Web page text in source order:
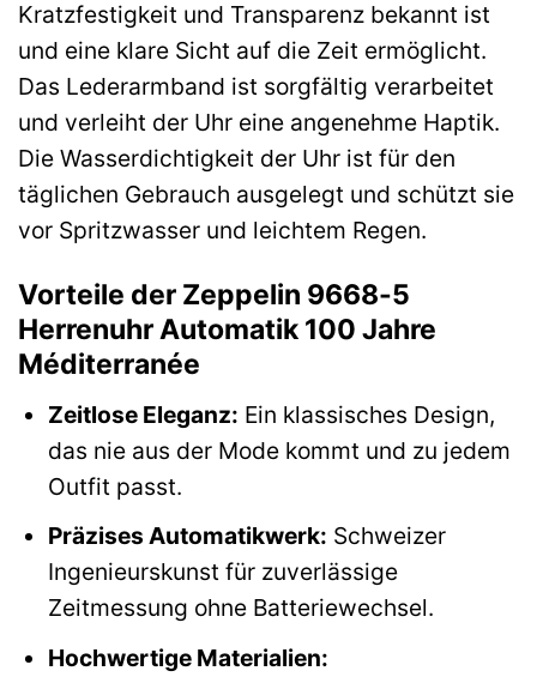
Kratzfestigkeit und Transparenz bekannt ist
und eine klare Sicht auf die Zeit ermöglicht.
Das Lederarmband ist sorgfältig verarbeitet
und verleiht der Uhr eine angenehme Haptik.
Die Wasserdichtigkeit der Uhr ist für den
täglichen Gebrauch ausgelegt und schützt sie
vor Spritzwasser und leichtem Regen.
Vorteile der Zeppelin 9668-5
Herrenuhr Automatik 100 Jahre
Méditerranée
Zeitlose Eleganz: Ein klassisches Design,
das nie aus der Mode kommt und zu jedem
Outfit passt.
Präzises Automatikwerk: Schweizer
Ingenieurskunst für zuverlässige
Zeitmessung ohne Batteriewechsel.
Hochwertige Materialien: